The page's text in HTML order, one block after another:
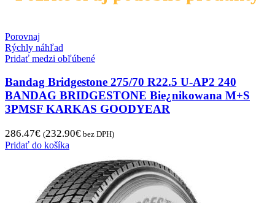
Porovnaj
Rýchly náhľad
Pridať medzi obľúbené
Bandag Bridgestone 275/70 R22.5 U-AP2 240
BANDAG BRIDGESTONE Bie¿nikowana M+S
3PMSF KARKAS GOODYEAR
286.47€ (232.90€ bez DPH)
Pridať do košíka